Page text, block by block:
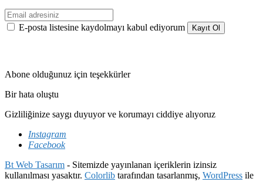
E-posta listesine kaydolmayı kabul ediyorum
Abone olduğunuz için teşekkürler
Bir hata oluştu
Gizliliğinize saygı duyuyor ve korumayı ciddiye alıyoruz
Instagram
Facebook
Bt Web Tasarım - Sitemizde yayınlanan içeriklerin izinsiz
kullanılması yasaktır. Colorlib tarafından tasarlanmış, WordPress ile